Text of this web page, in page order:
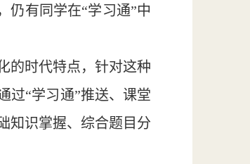
仍有同学在“学习通”中
的时代特点，针对这种
过“学习通”推送、课堂
知识掌握、综合题目分